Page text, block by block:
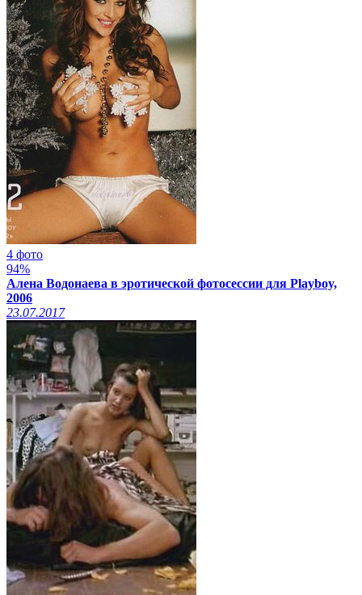
4 фото
94%
Алена Водонаева в эротической фотосессии для Playboy,
2006
23.07.2017